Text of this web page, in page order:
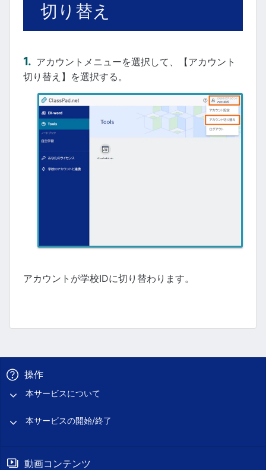
切り替え
アカウントメニューを選択して、【アカウント
切り替え】を選択する。
アカウントが学校IDに切り替わります。
操作
本サービスについて
本サービスの開始/終了
動画コンテンツ